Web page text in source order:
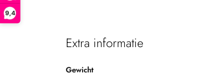
9,4
Extra informatie
Gewicht